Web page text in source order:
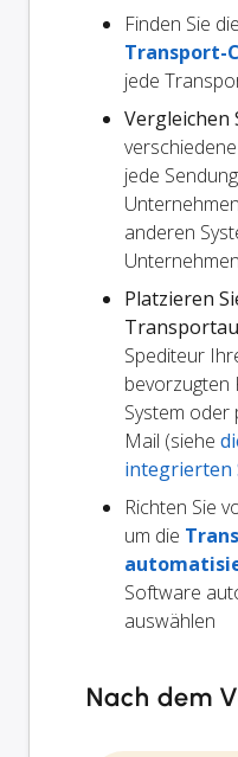
Finden Sie
Transport-
jede
Vergleichen
jede
anderen
Platzieren
Spediteur
bevorzugten
System
Mail (siehe
integrierten
Richten Sie
um die
Software
auswählen
Nach dem